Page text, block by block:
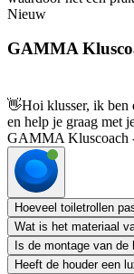
Nieuw
GAMMA
👋Hoi klusser, ik ben
en help je graag met
GAMMA Kluscoach
Hoeveel toiletrollen
Wat is het materiaal
Is de montage van de
Heeft de houder een